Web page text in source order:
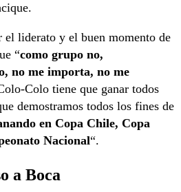
el liderato y el buen momento de
“como grupo no,
no me importa, no me
Colo tiene que ganar todos
demostramos todos los fines de
en Copa Chile, Copa
Nacional“.
a Boca